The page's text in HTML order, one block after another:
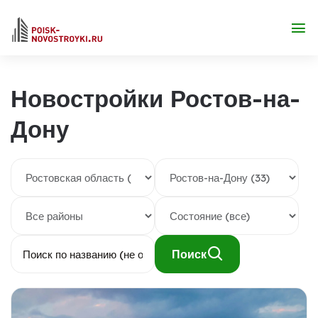
Новостройки Ростов-на-
Дону
Поиск